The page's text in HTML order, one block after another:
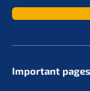
Important pages